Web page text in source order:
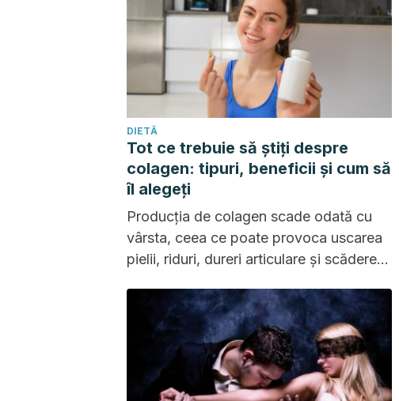
DIETĂ
Tot ce trebuie să știți despre
colagen: tipuri, beneficii și cum să
îl alegeți
Producția de colagen scade odată cu
vârsta, ceea ce poate provoca uscarea
pielii, riduri, dureri articulare și scăderea
adecvată poate face o mare diferență.